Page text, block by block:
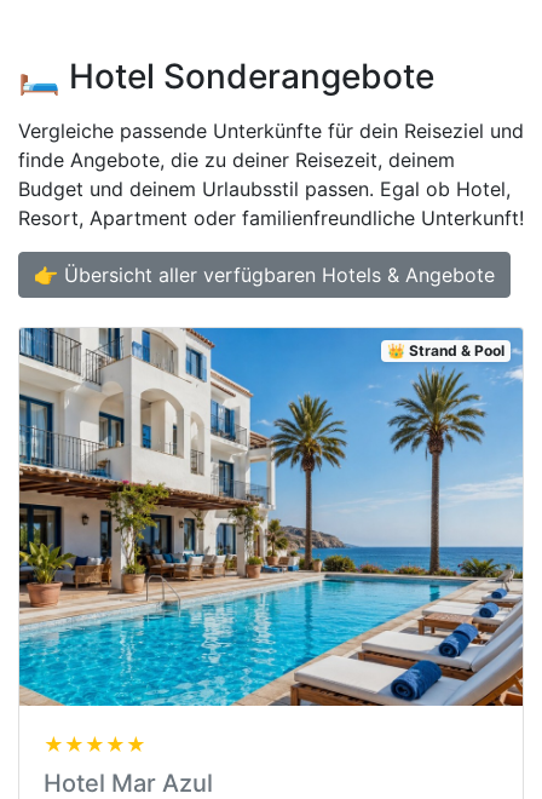
🛏️ Hotel Sonderangebote
Vergleiche passende Unterkünfte für dein Reiseziel und
finde Angebote, die zu deiner Reisezeit, deinem
Budget und deinem Urlaubsstil passen. Egal ob Hotel,
Resort, Apartment oder familienfreundliche Unterkunft!
👉 Übersicht aller verfügbaren Hotels & Angebote
👑 Strand & Pool
★★★★★
Hotel Mar Azul